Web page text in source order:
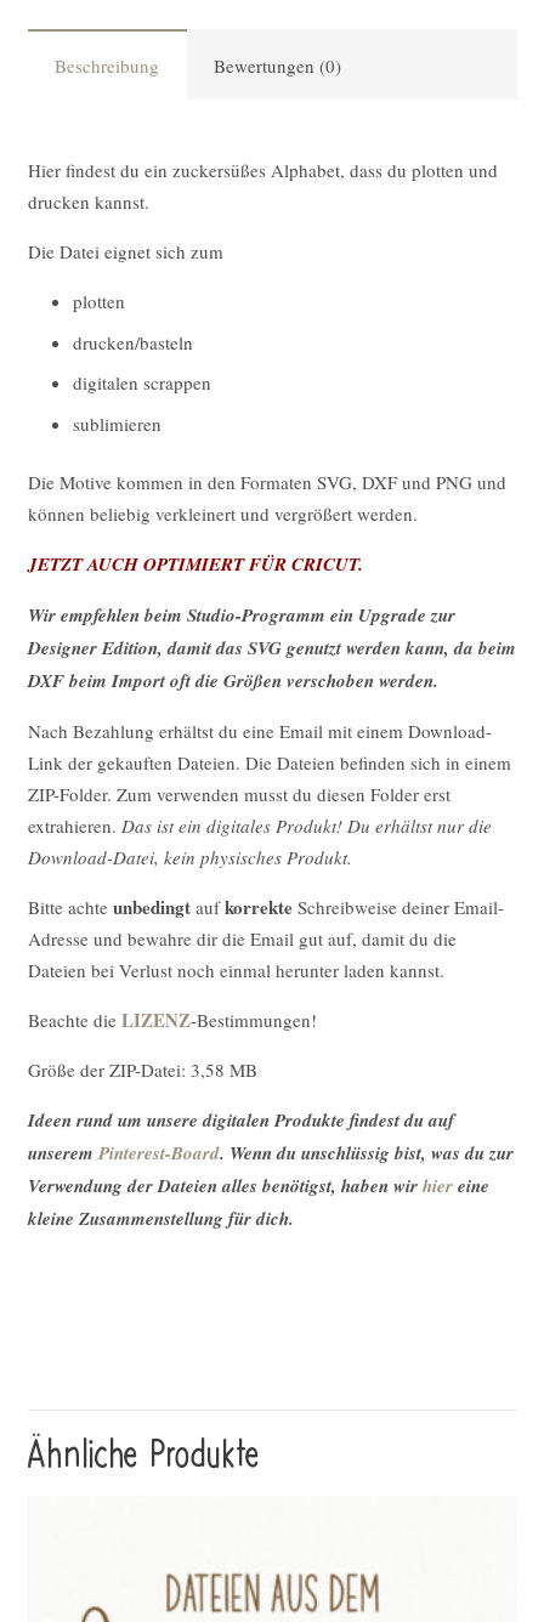
Beschreibung Bewertungen (0)
Hier findest du ein zuckersüßes Alphabet, dass du plotten und
drucken kannst.
Die Datei eignet sich zum
plotten
drucken/basteln
digitalen scrappen
sublimieren
Die Motive kommen in den Formaten SVG, DXF und PNG und
können beliebig verkleinert und vergrößert werden.
JETZT AUCH OPTIMIERT FÜR CRICUT.
Wir empfehlen beim Studio-Programm ein Upgrade zur
Designer Edition, damit das SVG genutzt werden kann, da beim
DXF beim Import oft die Größen verschoben werden.
Nach Bezahlung erhältst du eine Email mit einem Download-
Link der gekauften Dateien. Die Dateien befinden sich in einem
ZIP-Folder. Zum verwenden musst du diesen Folder erst
extrahieren. Das ist ein digitales Produkt! Du erhältst nur die
Download-Datei, kein physisches Produkt.
Bitte achte unbedingtaufkorrekteSchreibweise deiner Email-
Adresse und bewahre dir die Email gut auf, damit du die
Dateien bei Verlust noch einmal herunter laden kannst.
Beachte die LIZENZ-Bestimmungen!
Größe der ZIP-Datei: 3,58 MB
Ideen rund um unsere digitalen Produkte findest du auf
unserem Pinterest-Board. Wenn du unschlüssig bist, was du zur
Verwendung der Dateien alles benötigst, haben wirhiereine
kleine Zusammenstellung für dich.
Ähnliche Produkte